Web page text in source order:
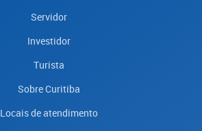
Servidor
Investidor
Turista
Sobre Curitiba
Locais de atendimento